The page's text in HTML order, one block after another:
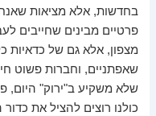
בחדשות, אלא מציאות
פרטיים מבינים שחייבים
מצפון, אלא גם של כדאיות
שאפתניים, וחברות פשוט
שלא משקיע ב"ירוק" היום,
כולנו רוצים להציל את